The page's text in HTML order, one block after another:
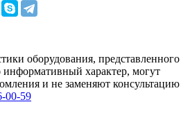
оборудования, представленного
информативный характер, могут
и не заменяют консультацию
00-59